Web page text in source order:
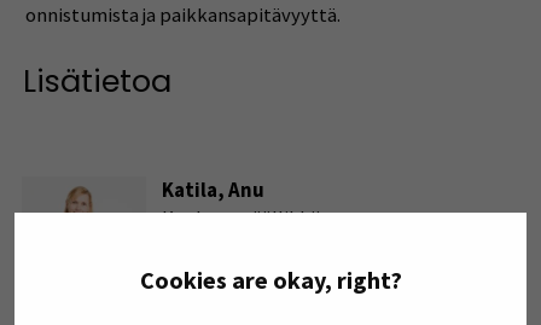
Cookies are okay, right?
onnistumista ja paikkansapitävyyttä.
Lisätietoa
Katila, Anu
Koulutuspäällikkö
anu.katila@seamk.fi